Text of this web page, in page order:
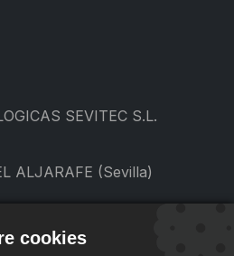
SEVITEC S.L.
ALJARAFE (Sevilla)
cookies